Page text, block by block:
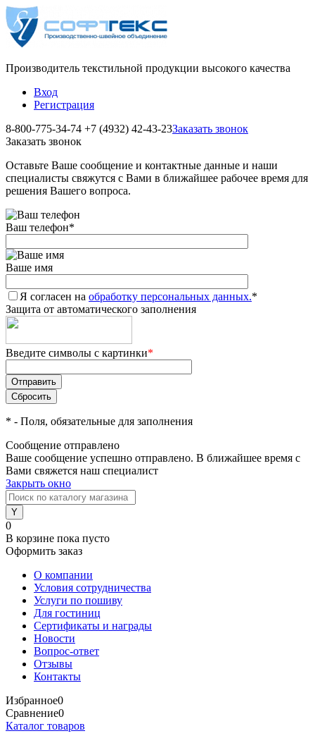
Производитель текстильной продукции высокого качества
Вход
Регистрация
8-800-775-34-74 +7 (4932) 42-43-23Заказать звонок
Заказать звонок
Оставьте Ваше сообщение и контактные данные и наши
специалисты свяжутся с Вами в ближайшее рабочее время для
решения Вашего вопроса.
Ваш телефон*
Ваше имя
Я согласен на обработку персональных данных.*
Защита от автоматического заполнения
Введите символы с картинки*
* - Поля, обязательные для заполнения
Сообщение отправлено
Ваше сообщение успешно отправлено. В ближайшее время с
Вами свяжется наш специалист
Закрыть окно
0
В корзине пока пусто
Оформить заказ
О компании
Условия сотрудничества
Услуги по пошиву
Для гостиниц
Сертификаты и награды
Новости
Вопрос-ответ
Отзывы
Контакты
Избранное0
Сравнение0
Каталог товаров